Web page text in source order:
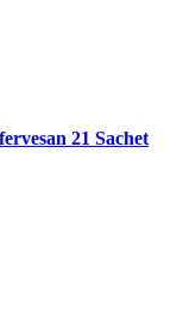
21 Sachet